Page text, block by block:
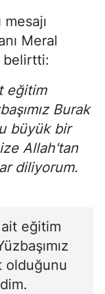
Meral
belirtti:
eğitim
Burak
büyük bir
Allah'tan
diliyorum.
ait eğitim
olduğunu